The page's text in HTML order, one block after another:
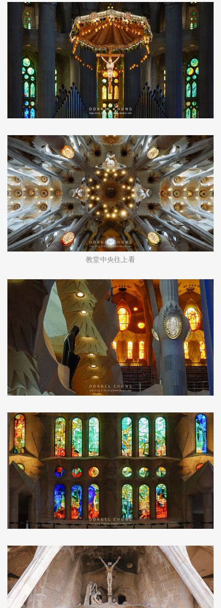
教堂中央往上看